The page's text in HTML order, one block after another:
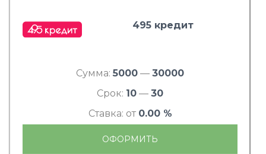
495 кредит
Сумма: 5000 — 30000
Срок: 10 — 30
Ставка: от 0.00 %
ОФОРМИТЬ